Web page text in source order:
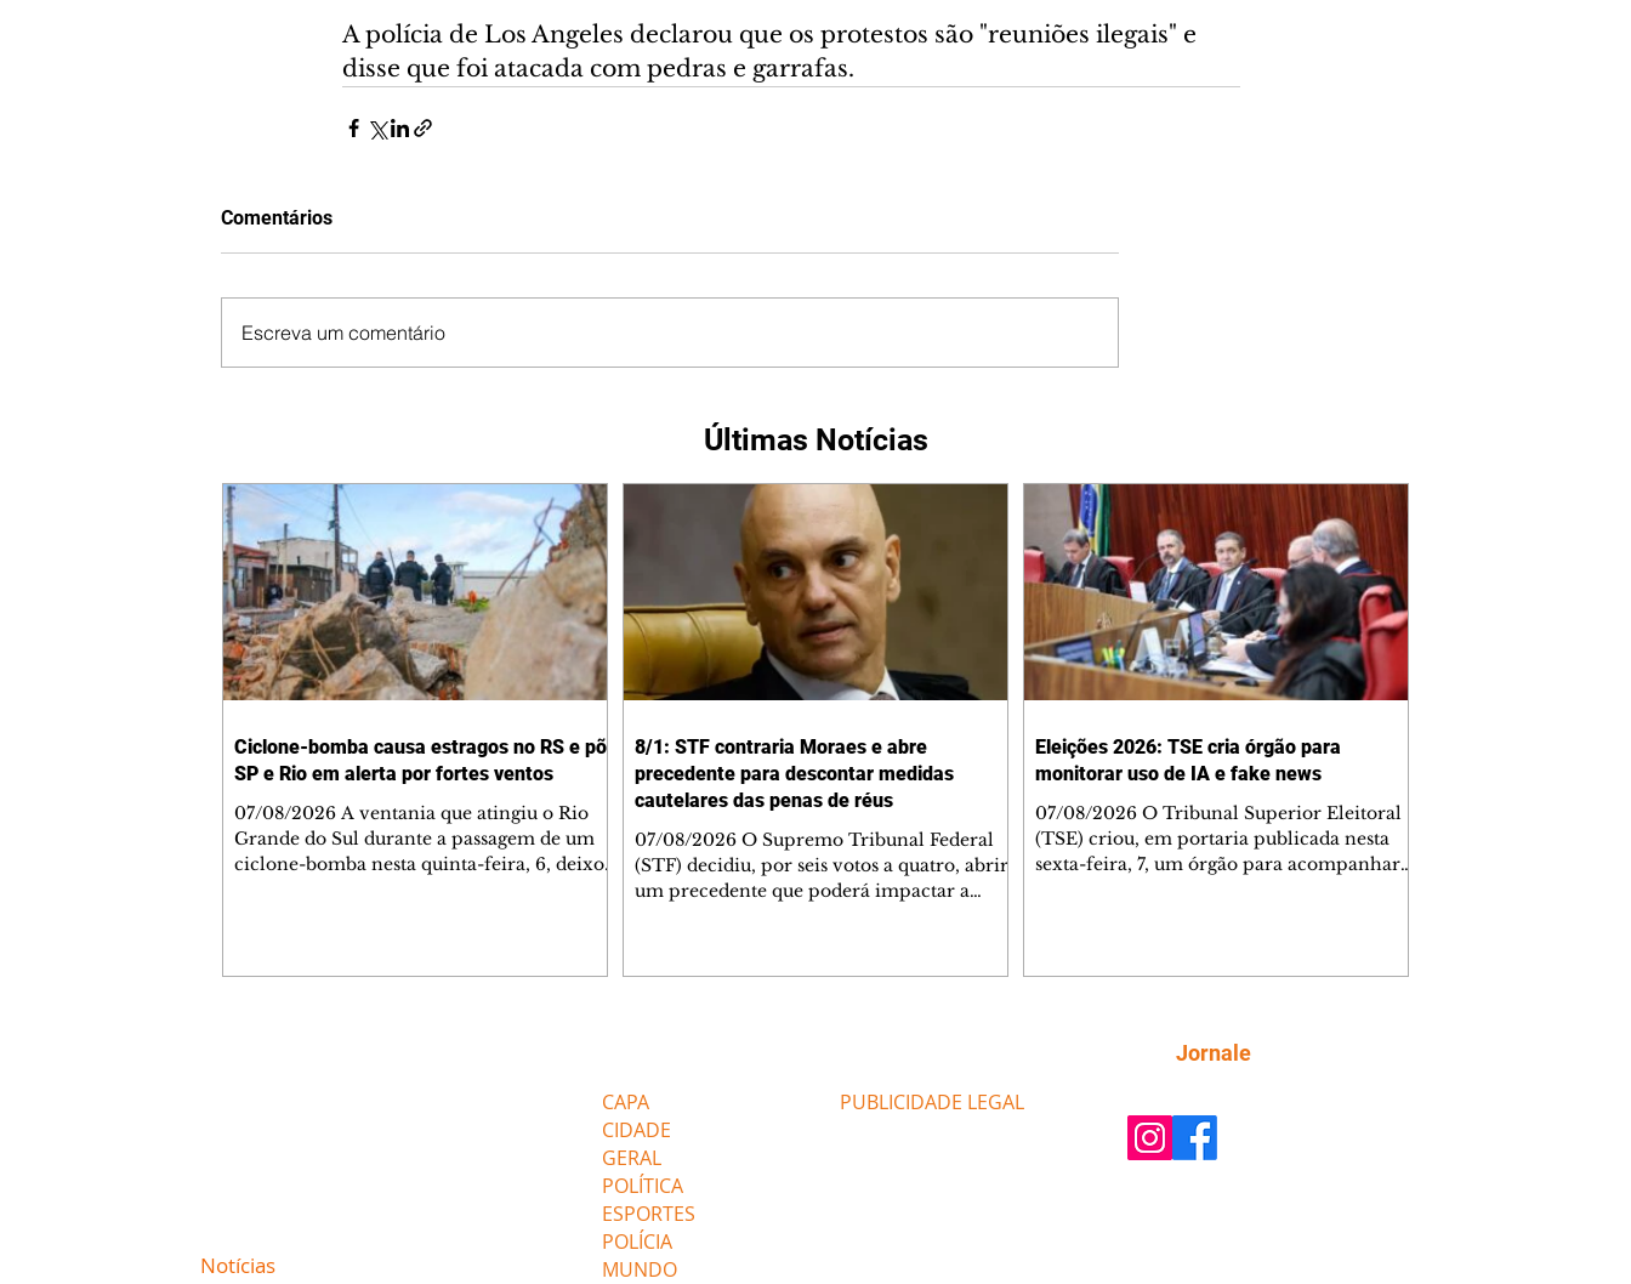
A polícia de Los Angeles declarou que os protestos são "reuniões ilegais" e
disse que foi atacada com pedras e garrafas.
Comentários
Escreva um comentário
Últimas Notícias
Ciclone-bomba causa estragos no RS e põe
SP e Rio em alerta por fortes ventos
07/08/2026 A ventania que atingiu o Rio
Grande do Sul durante a passagem de um
ciclone-bomba nesta quinta-feira, 6, deixou
8/1: STF contraria Moraes e abre
precedente para descontar medidas
cautelares das penas de réus
07/08/2026 O Supremo Tribunal Federal
(STF) decidiu, por seis votos a quatro, abrir
um precedente que poderá impactar a
noturno, pode ser contabilizado para fins
de cumprimento da pena. A decisão r
Eleições 2026: TSE cria órgão para
monitorar uso de IA e fake news
07/08/2026 O Tribunal Superior Eleitoral
(TSE) criou, em portaria publicada nesta
sexta-feira, 7, um órgão para acompanhar
Nunes Marques. De acordo com a portaria,
o grupo deverá realizar estudos para
Notícias
CAPA
CIDADE
GERAL
POLÍTICA
ESPORTES
POLÍCIA
MUNDO
PUBLICIDADE LEGAL
Jornale